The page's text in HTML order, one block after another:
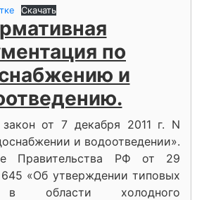
Скачать
по
и
от 7 декабря 2011 г. N
и водоотведении».
Правительства РФ от 29
«Об утверждении типовых
в области холодного